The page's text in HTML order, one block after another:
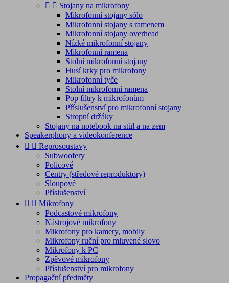
  Stojany na mikrofony
Mikrofonní stojany sólo
Mikrofonní stojany s ramenem
Mikrofonní stojany overhead
Nízké mikrofonní stojany
Mikrofonní ramena
Stolní mikrofonní stojany
Husí krky pro mikrofony
Mikrofonní tyče
Stolní mikrofonní ramena
Pop filtry k mikrofonům
Příslušenství pro mikrofonní stojany
Stropní držáky
Stojany na notebook na stůl a na zem
Speakerphony a videokonference
  Reprosoustavy
Subwoofery
Policové
Centry (středové reproduktory)
Sloupové
Příslušenství
  Mikrofony
Podcastové mikrofony
Nástrojové mikrofony
Mikrofony pro kamery, mobily
Mikrofony ruční pro mluvené slovo
Mikrofony k PC
Zpěvové mikrofony
Příslušenství pro mikrofony
Propagační předměty